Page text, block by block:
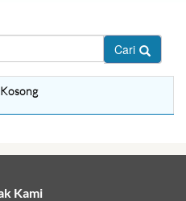
Cari
Kami